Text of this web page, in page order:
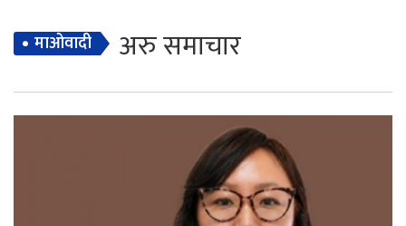
माओवादी अरु समाचार